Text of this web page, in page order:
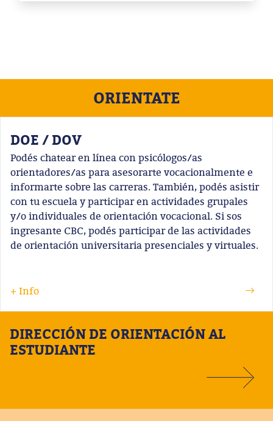
ORIENTATE
DOE / DOV
Podés chatear en línea con psicólogos/as
orientadores/as para asesorarte vocacionalmente e
informarte sobre las carreras. También, podés asistir
con tu escuela y participar en actividades grupales
y/o individuales de orientación vocacional. Si sos
ingresante CBC, podés participar de las actividades
de orientación universitaria presenciales y virtuales.
+ Info
DIRECCIÓN DE ORIENTACIÓN AL
ESTUDIANTE